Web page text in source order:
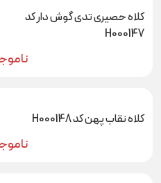
کلاه حصیری تدی گوش دار کد
H000147
کلاه نقاب پهن کد H000148